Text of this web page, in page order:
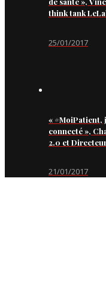
think tank
25/01/2017
« #MoiPatient,
connecté »,
2.0 et
21/01/2017